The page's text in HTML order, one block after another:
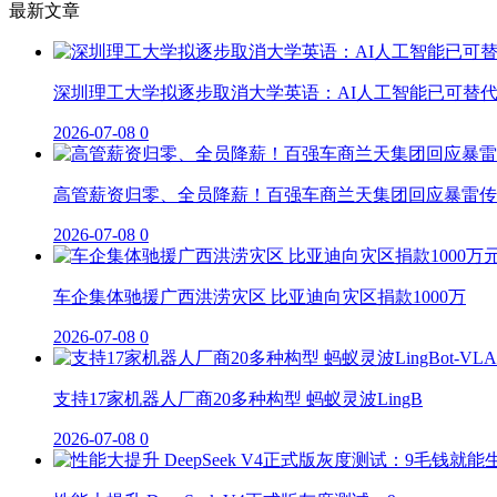
最新文章
深圳理工大学拟逐步取消大学英语：AI人工智能已可替代
2026-07-08 0
高管薪资归零、全员降薪！百强车商兰天集团回应暴雷
2026-07-08 0
车企集体驰援广西洪涝灾区 比亚迪向灾区捐款1000万
2026-07-08 0
支持17家机器人厂商20多种构型 蚂蚁灵波LingB
2026-07-08 0